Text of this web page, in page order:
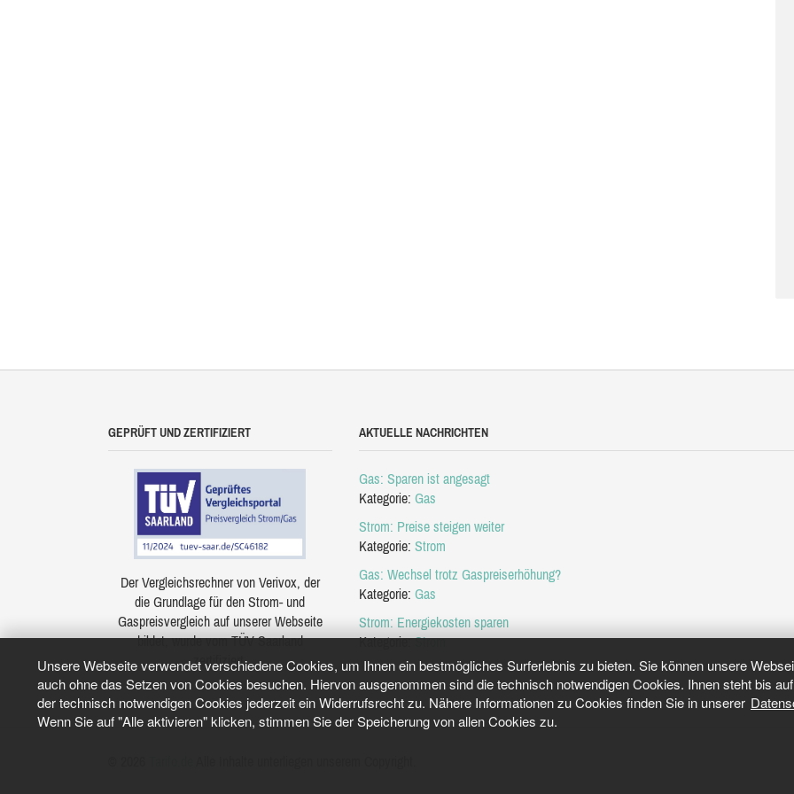
Unsere Webseite verwendet verschiedene Cookies, um Ihnen ein bestmögliches Surferlebnis zu bieten. Sie können unsere
auch ohne das Setzen von Cookies besuchen. Hiervon ausgenommen sind die technisch notwendigen Cookies. Ihnen steht bis
der technisch notwendigen Cookies jederzeit ein Widerrufsrecht zu. Nähere Informationen zu Cookies finden Sie in unserer
Wenn Sie auf "Alle aktivieren" klicken, stimmen Sie der Speicherung von allen Cookies zu.
GEPRÜFT UND ZERTIFIZIERT
Der Vergleichsrechner von Verivox, der
die Grundlage für den Strom- und
Gaspreisvergleich auf unserer Webseite
bildet, wurde vom TÜV Saarland
zertifiziert.
AKTUELLE NACHRICHTEN
Gas: Sparen ist angesagt
Kategorie: Gas
Strom: Preise steigen weiter
Kategorie: Strom
Gas: Wechsel trotz Gaspreiserhöhung?
Kategorie: Gas
Strom: Energiekosten sparen
Kategorie:Strom